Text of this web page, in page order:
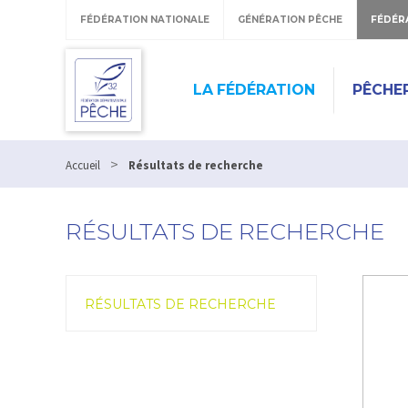
FÉDÉRATION NATIONALE GÉNÉRATION PÊCHE
LA FÉDÉRATION
Accueil > Résultats de recherche
RÉSULTATS DE RECHERCHE
RÉSULTATS DE RECHERCHE